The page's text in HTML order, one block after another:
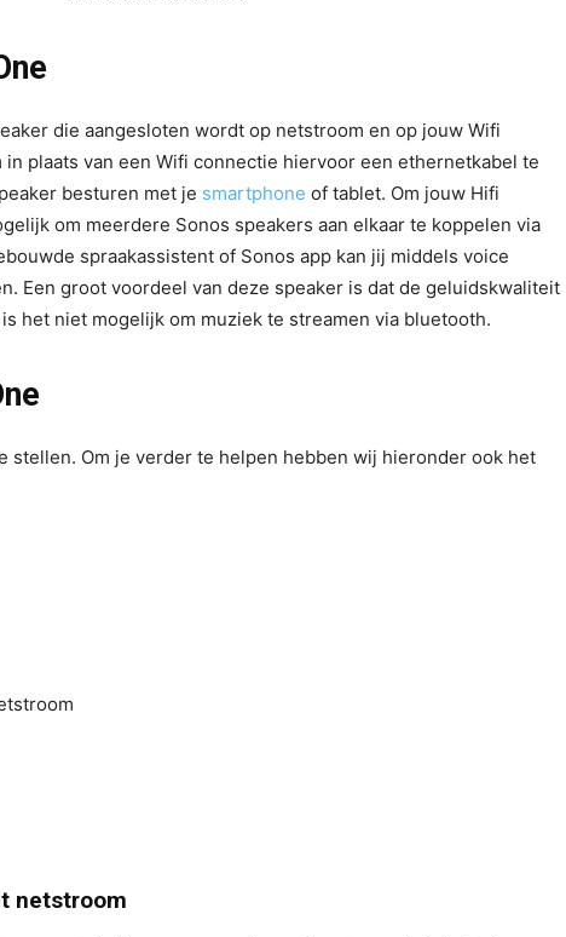
die aangesloten wordt op netstroom en op jouw Wifi
plaats van een Wifi connectie hiervoor een ethernetkabel te
besturen met je smartphone of tablet. Om jouw Hifi
om meerdere Sonos speakers aan elkaar te koppelen via
spraakassistent of Sonos app kan jij middels voice
Een groot voordeel van deze speaker is dat de geluidskwaliteit
het niet mogelijk om muziek te streamen via bluetooth.
stellen. Om je verder te helpen hebben wij hieronder ook het
netstroom